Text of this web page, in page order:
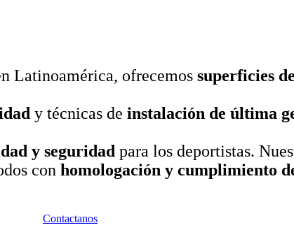
Latinoamérica, ofrecemos superficies
y técnicas de instalación de última
y seguridad para los deportistas.
con homologación y cumplimiento
Contactanos